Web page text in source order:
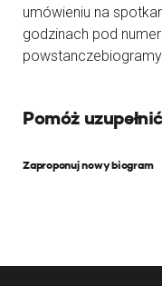
umówieniu na
godzinach pod
Pomóż
Zaproponuj nowy biogram